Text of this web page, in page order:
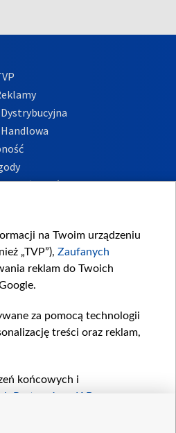
zgłoszeń
na Twoim urządzeniu
„TVP”), Zaufanych
reklam do Twoich
za pomocą technologii
treści oraz reklam,
końcowych i
Partnerów z IAB
podstawowych reklam,
treści, pomiaru